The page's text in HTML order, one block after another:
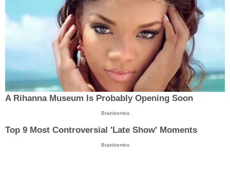
A Rihanna Museum Is Probably Opening Soon
Brainberries
Top 9 Most Controversial 'Late Show' Moments
Brainberries